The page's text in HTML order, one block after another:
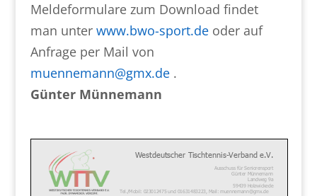
Meldeformulare zum Download findet
man unter www.bwo-sport.deoder auf
Anfrage per Mail von
muennemann@gmx.de.
Günter Münnemann